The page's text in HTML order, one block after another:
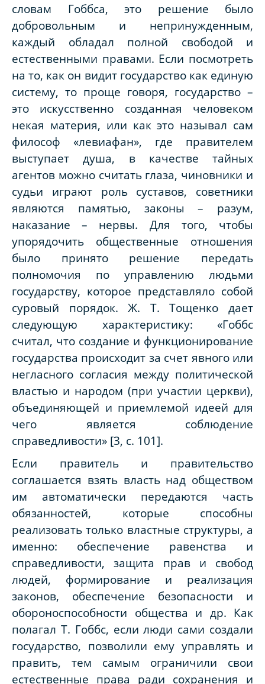
словам Гоббса, это решение было
добровольным и непринужденным,
каждый обладал полной свободой и
естественными правами. Если посмотреть
на то, как он видит государство как единую
систему, то проще говоря, государство –
это искусственно созданная человеком
некая материя, или как это называл сам
философ «левиафан», где правителем
выступает душа, в качестве тайных
агентов можно считать глаза, чиновники и
судьи играют роль суставов, советники
являются памятью, законы – разум,
наказание – нервы. Для того, чтобы
упорядочить общественные отношения
было принято решение передать
полномочия по управлению людьми
государству, которое представляло собой
суровый порядок. Ж. Т. Тощенко дает
следующую характеристику: «Гоббс
считал, что создание и функционирование
государства происходит за счет явного или
негласного согласия между политической
властью и народом (при участии церкви),
объединяющей и приемлемой идеей для
чего является соблюдение
справедливости» [3, с. 101].
Если правитель и правительство
соглашается взять власть над обществом
им автоматически передаются часть
обязанностей, которые способны
реализовать только властные структуры, а
именно: обеспечение равенства и
справедливости, защита прав и свобод
людей, формирование и реализация
законов, обеспечение безопасности и
обороноспособности общества и др. Как
полагал Т. Гоббс, если люди сами создали
государство, позволили ему управлять и
править, тем самым ограничили свои
естественные права ради сохранения и